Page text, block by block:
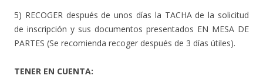
5) RECOGER después de unos días la TACHA de la solicitud
de inscripción y sus documentos presentados EN MESA DE
PARTES (Se recomienda recoger después de 3 días útiles).
TENER EN CUENTA: